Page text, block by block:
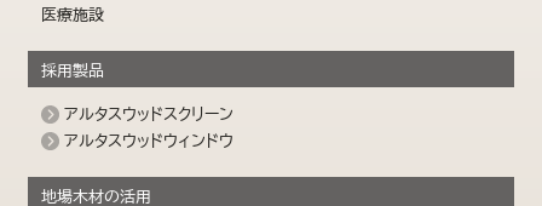
医療施設
採用製品
アルタスウッドスクリーン
アルタスウッドウィンドウ
地場木材の活用